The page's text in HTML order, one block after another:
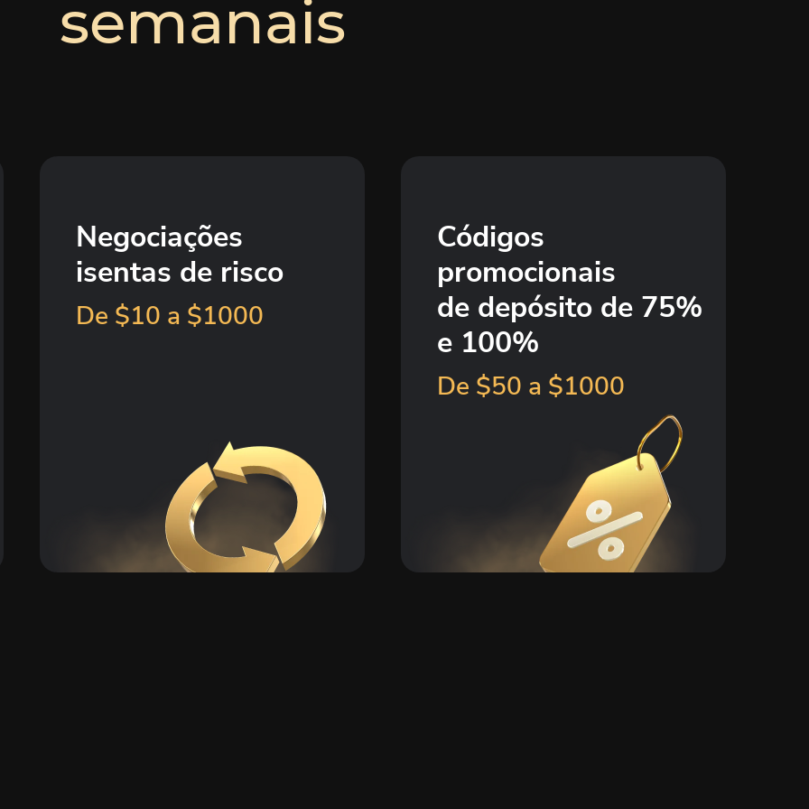
semanais
Negociações
isentas de risco
De $10 a $1000
Códigos
promocionais
de depósito de 75%
e 100%
De $50 a $1000